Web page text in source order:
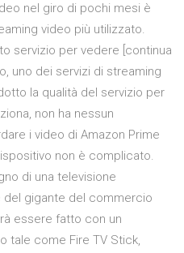
nel giro di pochi mesi è
video più utilizzato.
servizio per vedere [continua
uno dei servizi di streaming
la qualità del servizio per
non ha nessun
i video di Amazon Prime
non è complicato.
di una televisione
gigante del commercio
essere fatto con un
tale come Fire TV Stick,